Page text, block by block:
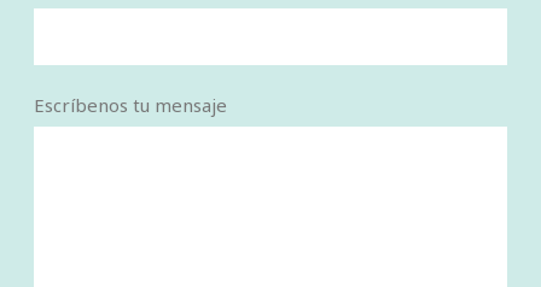
Escríbenos tu mensaje